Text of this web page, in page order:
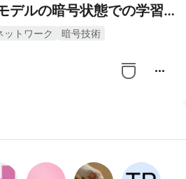
デルの暗号状態での学習
。）
ットワーク
暗号技術
more_horiz